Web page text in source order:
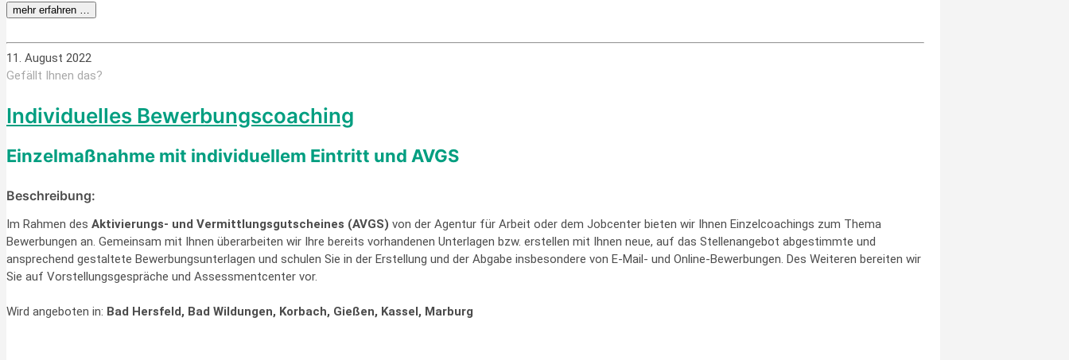
mehr erfahren …
11. August 2022
Gefällt Ihnen das?
Individuelles Bewerbungs­coaching
Einzelmaßnahme mit individuellem Eintritt und AVGS
Beschreibung:
Im Rahmen des Aktivierungs- und Vermittlungsgutscheines (AVGS) von der Agentur für Arbeit oder dem Jobcenter bieten wir Ihnen Einzelcoachings zum Thema
Bewerbungen an. Gemeinsam mit Ihnen überarbeiten wir Ihre bereits vorhandenen Unterlagen bzw. erstellen mit Ihnen neue, auf das Stellenangebot abgestimmte und
ansprechend gestaltete Bewerbungsunterlagen und schulen Sie in der Erstellung und der Abgabe insbesondere von E-Mail- und Online-Bewerbungen. Des Weiteren bereiten wir
Sie auf Vorstellungsgespräche und Assessmentcenter vor.
Wird angeboten in: Bad Hersfeld, Bad Wildungen, Korbach, Gießen, Kassel, Marburg